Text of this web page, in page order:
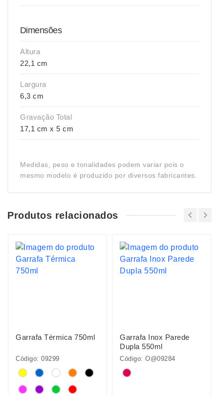
Dimensões
Altura
22,1 cm
Largura
6,3 cm
Gravação Total
17,1 cm x 5 cm
Medidas, peso e tonalidades podem variar pois o
mesmo modelo é produzido por diversos fabricantes.
Produtos relacionados
Garrafa Térmica 750ml
Código: 09299
Garrafa Inox Parede
Dupla 550ml
Código: O@09284